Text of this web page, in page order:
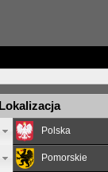
Lokalizacja
Polska
Pomorskie